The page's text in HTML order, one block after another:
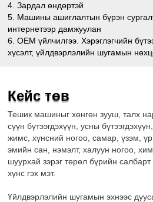
4. Зардал өндөртэй
5. Машины ашиглалтын бүрэн
интернетээр дамжуулан
6. OEM үйлчилгээ. Хэрэглэгчийн
хүсэлт, үйлдвэрлэлийн шугамын
хамгийн түрүүнд хэрэглэгч.(А. Нэг
туршийн үйлчилгээ) Б. Онлайн
заавар)
8. Төлбөрийн нөхцөл T/T, L/C,
9. Течик машин бүрийн сэлбэгийн
баталгаат хугацаанд эвдэрсэн
хэрэгслийг санал болгоно.
Кейс төв
Тешик машиныг хөнгөн зууш, талх
сүүн бүтээгдэхүүн, усны
жимс, хүнсний ногоо, самар, үзэм,
эмийн сан, нэмэлт, халуун ногоо,
шуурхай зэрэг төрөл бүрийн
хүнс гэх мэт.
Үйлдвэрлэлийн шугамын эхнээс